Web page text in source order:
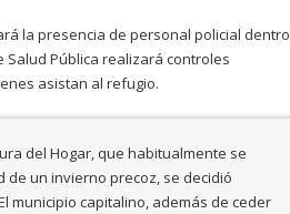
la presencia de personal policial dentro
Pública realizará controles
asistan al refugio.
del Hogar, que habitualmente se
de un invierno precoz, se decidió
municipio capitalino, además de ceder